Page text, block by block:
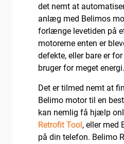
det nemt at
anlæg med Belimos
forlænge levetiden på
motorerne enten er
defekte, eller bare er
bruger for meget energi.
Det er tilmed nemt at
Belimo motor til en
kan nemlig få hjælp
Retrofit Tool , eller med
på din telefon. Belimo